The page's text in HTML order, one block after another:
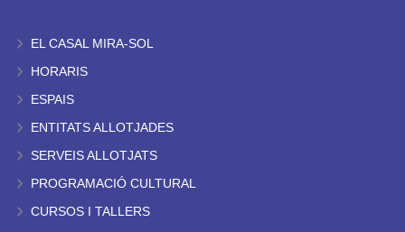
EL CASAL MIRA-SOL
HORARIS
ESPAIS
ENTITATS ALLOTJADES
SERVEIS ALLOTJATS
PROGRAMACIÓ CULTURAL
CURSOS I TALLERS